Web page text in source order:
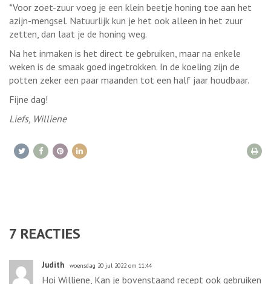
*Voor zoet-zuur voeg je een klein beetje honing toe aan het
azijn-mengsel. Natuurlijk kun je het ook alleen in het zuur
zetten, dan laat je de honing weg.
Na het inmaken is het direct te gebruiken, maar na enkele
weken is de smaak goed ingetrokken. In de koeling zijn de
potten zeker een paar maanden tot een half jaar houdbaar.
Fijne dag!
Liefs, Williene
7 REACTIES
Judith woensdag 20 jul 2022 om 11:44
Hoi Williene, Kan je bovenstaand recept ook gebruiken